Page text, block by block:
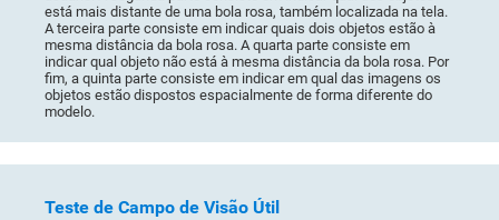
está mais distante de uma bola rosa, também localizada na tela.
A terceira parte consiste em indicar quais dois objetos estão à
mesma distância da bola rosa. A quarta parte consiste em
indicar qual objeto não está à mesma distância da bola rosa. Por
fim, a quinta parte consiste em indicar em qual das imagens os
objetos estão dispostos espacialmente de forma diferente do
modelo.
Teste de Campo de Visão Útil